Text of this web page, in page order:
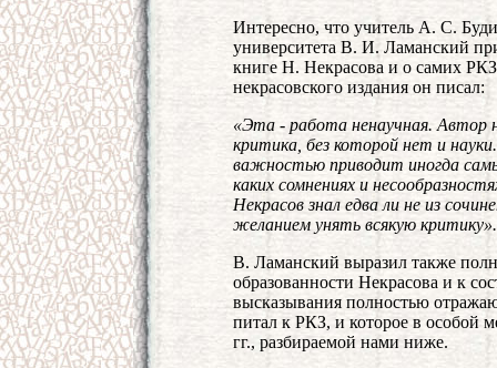
Интересно, что учитель А. С.
университета В. И. Ламанский
книге Н. Некрасова и о самих
некрасовского издания он писал:
«Эта - работа ненаучная. Автор
критика, без которой нет и
важностью приводит иногда
каких сомнениях и
Некрасов знал едва ли не из
желанием унять всякую критику».
В. Ламанский выразил также
образованности Некрасова и к
высказывания полностью
питал к РКЗ, и которое в особой
гг., разбираемой нами ниже.